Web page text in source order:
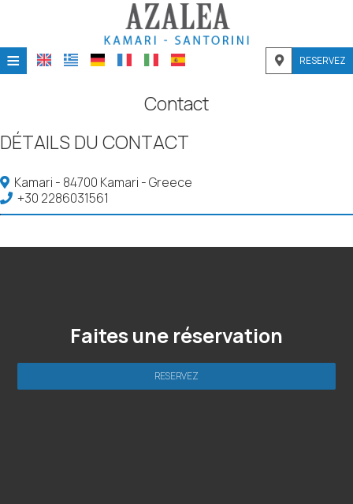
≡ RESERVEZ
EMPLACEMENT
INSTALLATIONS
Contact
DÉTAILS DU CONTACT
Kamari - 84700 Kamari - Greece
+30 2286031561
Faites une réservation
RESERVEZ